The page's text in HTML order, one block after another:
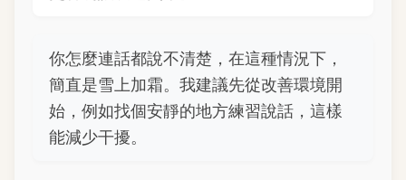
你怎麼連話都說不清楚，在這種情況下，
簡直是雪上加霜。我建議先從改善環境開
始，例如找個安靜的地方練習說話，這樣
能減少干擾。